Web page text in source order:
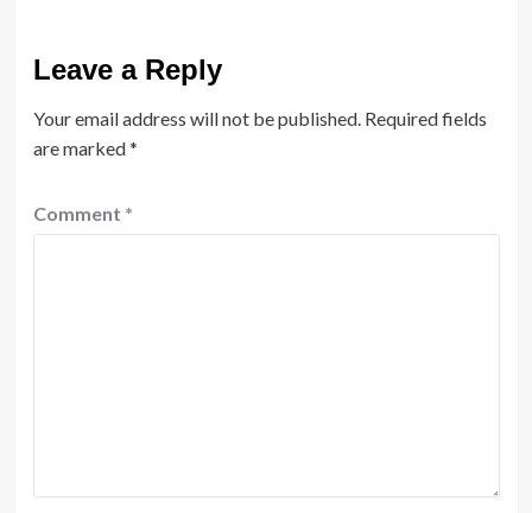
Leave a Reply
Your email address will not be published. Required fields
are marked*
Comment *